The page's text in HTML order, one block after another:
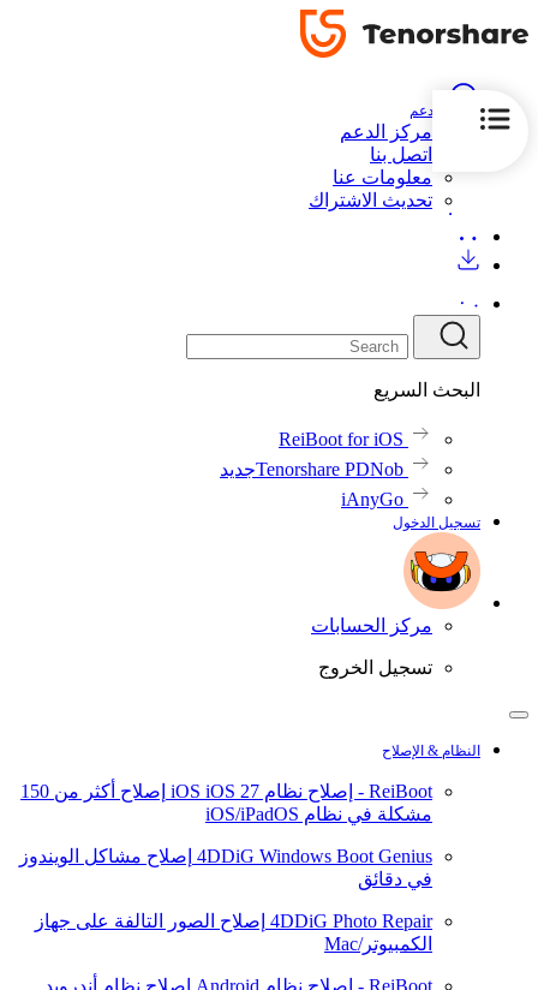
الدعم
مركز الدعم
اتصل بنا
معلومات عنا
تحديث الاشتراك
البحث السريع
ReiBoot for iOS
Tenorshare PDNobجديد
iAnyGo
تسجيل الدخول
مركز الحسابات
تسجيل الخروج
النظام & الإصلاح
ReiBoot - إصلاح نظام iOS iOS 27
إصلاح أكثر من 150
مشكلة في نظام iOS/iPadOS
4DDiG Windows Boot Genius إصلاح مشاكل الويندوز
في دقائق
4DDiG Photo Repair إصلاح الصور التالفة على جهاز
الكمبيوتر/Mac
ReiBoot - إصلاح نظام Android
إصلاح نظام أندرويد